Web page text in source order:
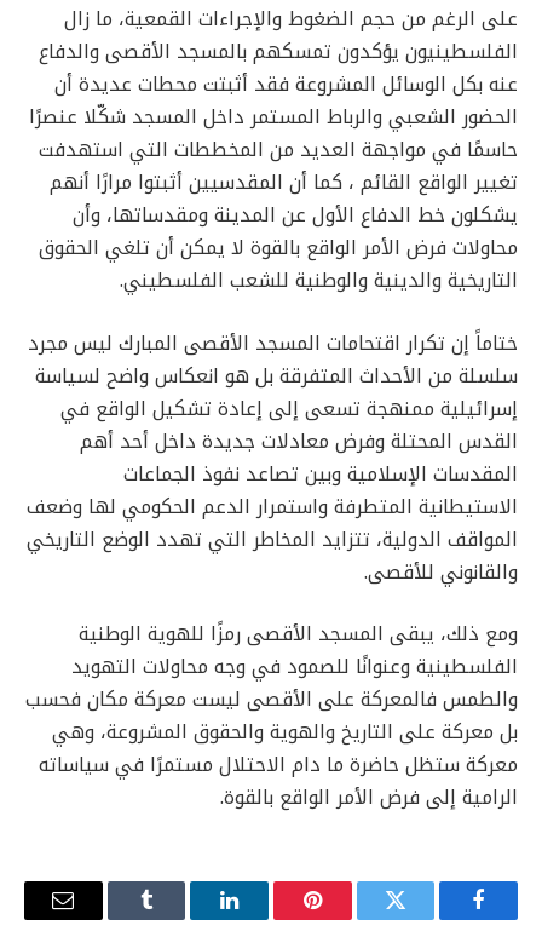
على الرغم من حجم الضغوط والإجراءات القمعية، ما زال
الفلسطينيون يؤكدون تمسكهم بالمسجد الأقصى والدفاع
عنه بكل الوسائل المشروعة فقد أثبتت محطات عديدة أن
الحضور الشعبي والرباط المستمر داخل المسجد شكّلا عنصرًا
حاسمًا في مواجهة العديد من المخططات التي استهدفت
تغيير الواقع القائم ، كما أن المقدسيين أثبتوا مرارًا أنهم
يشكلون خط الدفاع الأول عن المدينة ومقدساتها، وأن
محاولات فرض الأمر الواقع بالقوة لا يمكن أن تلغي الحقوق
التاريخية والدينية والوطنية للشعب الفلسطيني.
ختاماً إن تكرار اقتحامات المسجد الأقصى المبارك ليس مجرد
سلسلة من الأحداث المتفرقة بل هو انعكاس واضح لسياسة
إسرائيلية ممنهجة تسعى إلى إعادة تشكيل الواقع في
القدس المحتلة وفرض معادلات جديدة داخل أحد أهم
المقدسات الإسلامية وبين تصاعد نفوذ الجماعات
الاستيطانية المتطرفة واستمرار الدعم الحكومي لها وضعف
المواقف الدولية، تتزايد المخاطر التي تهدد الوضع التاريخي
والقانوني للأقصى.
ومع ذلك، يبقى المسجد الأقصى رمزًا للهوية الوطنية
الفلسطينية وعنوانًا للصمود في وجه محاولات التهويد
والطمس فالمعركة على الأقصى ليست معركة مكان فحسب
بل معركة على التاريخ والهوية والحقوق المشروعة، وهي
معركة ستظل حاضرة ما دام الاحتلال مستمرًا في سياساته
الرامية إلى فرض الأمر الواقع بالقوة.
فيسبوك تويتر بينتيريستلينكدإن Tumblr البريد